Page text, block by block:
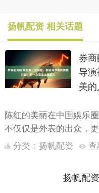
扬帆配资 相关话题
券
导
美的
陈红的美丽在中国娱乐
不仅仅是外表的出众，
妩媚明艳的气质，这种
有人能与之....
分类： 扬帆配资 查
扬帆配